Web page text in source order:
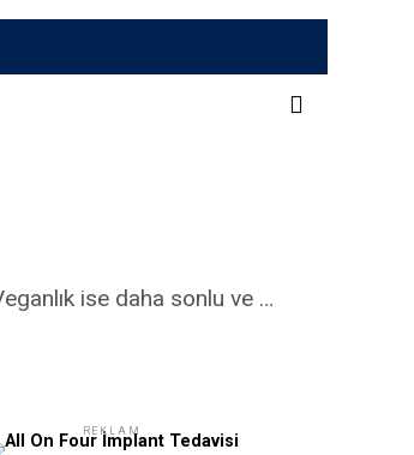
ise daha sonlu ve …
REKLAM